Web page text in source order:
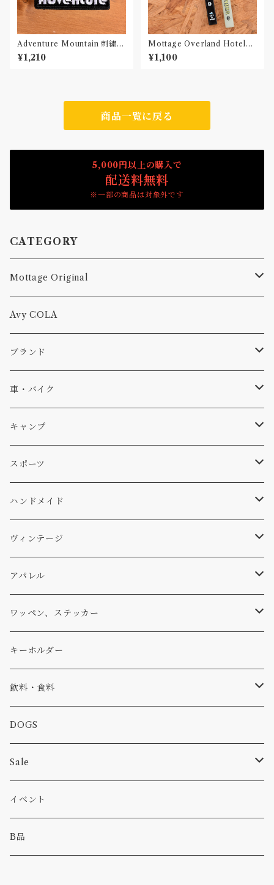
Adventure Mountain 刺繍ワ
ッペン Patch
¥1,210
Mottage Overland Hotelキ
ーホルダー
¥1,100
商品一覧に戻る
5,000円以上の購入で
配送料無料
※一部の商品は対象外です
CATEGORY
Mottage Original
Tシャツ
キャップ、ニット
ソックス
雑貨
ステッカー
バッグ
パンツ
パーカー・トレーナー
アウター
コラボ
食品
Avy COLA
ブランド
Db
サーフ
スキー
A-Frame
DOGS
WEAR
Four My Self
Ten
アメリカ軍払い下げ
...mura
車・バイク
車外
マット、シート
エアフレッシュナー
小物
ヘルメット
キャンプ
ファニチャー
キッチン
スリーピング
小物
コーヒー
焚き火
スポーツ
サーフ
スキー
ハンドメイド
ステッカー
ワッペン
小物
ヴィンテージ
ワッペン
ステッカー
小物
バイク
カー
アパレル
Tシャツ
キャップ、ニット
バッグ
小物
パンツ
パーカー・トレーナー
ワッペン、ステッカー
ワッペン
ステッカー
ピン
キーホルダー
飲料・食料
コーヒー
食べ物
DOGS
Sale
カー
キャンプ
イベント
B品